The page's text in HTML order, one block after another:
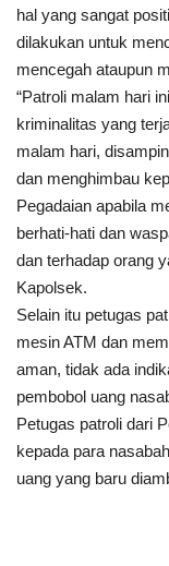
hal yang sangat
dilakukan untuk
mencegah ataupun
“Patroli malam hari
kriminalitas yang
malam hari,
dan menghimbau
Pegadaian apabila
berhati-hati dan
dan terhadap orang
Kapolsek.
Selain itu petugas
mesin ATM dan
aman, tidak ada
pembobol uang
Petugas patroli dari
kepada para
uang yang baru